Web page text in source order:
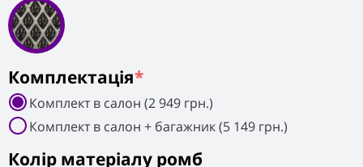
Колiр матеріалу ромб
Комплектація*
Комплект в салон (2 949 грн.)
Комплект в салон + багажник (5 149 грн.)